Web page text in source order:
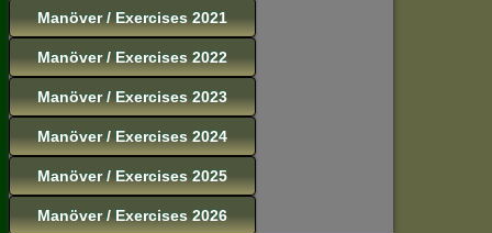
Manöver / Exercises 2021
Manöver / Exercises 2022
Manöver / Exercises 2023
Manöver / Exercises 2024
Manöver / Exercises 2025
Manöver / Exercises 2026